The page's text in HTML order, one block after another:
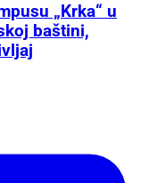
„Krka“ u
baštini,